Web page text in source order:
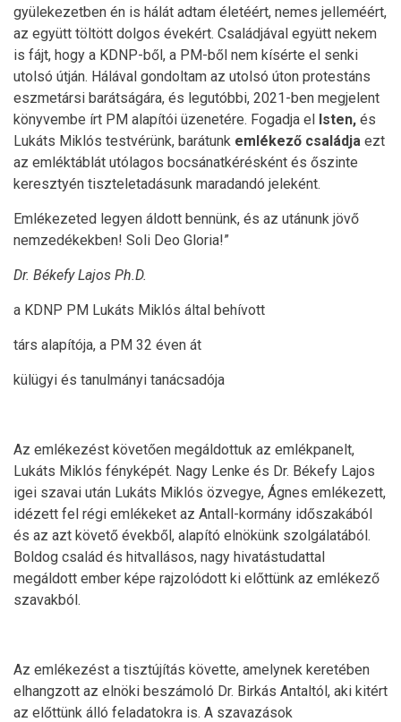
gyülekezetben én is hálát adtam életéért, nemes jelleméért,
az együtt töltött dolgos évekért. Családjával együtt nekem
is fájt, hogy a KDNP-ből, a PM-ből nem kísérte el senki
utolsó útján. Hálával gondoltam az utolsó úton protestáns
eszmetársi barátságára, és legutóbbi, 2021-ben megjelent
könyvembe írt PM alapítói üzenetére. Fogadja el Isten, és
Lukáts Miklós testvérünk, barátunk emlékező családja ezt
az emléktáblát utólagos bocsánatkérésként és őszinte
keresztyén tiszteletadásunk maradandó jeleként.
Emlékezeted legyen áldott bennünk, és az utánunk jövő
nemzedékekben! Soli Deo Gloria!”
Dr. Békefy Lajos Ph.D.
a KDNP PM Lukáts Miklós által behívott
társ alapítója, a PM 32 éven át
külügyi és tanulmányi tanácsadója
Az emlékezést követően megáldottuk az emlékpanelt,
Lukáts Miklós fényképét. Nagy Lenke és Dr. Békefy Lajos
igei szavai után Lukáts Miklós özvegye, Ágnes emlékezett,
idézett fel régi emlékeket az Antall-kormány időszakából
és az azt követő évekből, alapító elnökünk szolgálatából.
Boldog család és hitvallásos, nagy hivatástudattal
megáldott ember képe rajzolódott ki előttünk az emlékező
szavakból.
Az emlékezést a tisztújítás követte, amelynek keretében
elhangzott az elnöki beszámoló Dr. Birkás Antaltól, aki kitért
az előttünk álló feladatokra is. A szavazások